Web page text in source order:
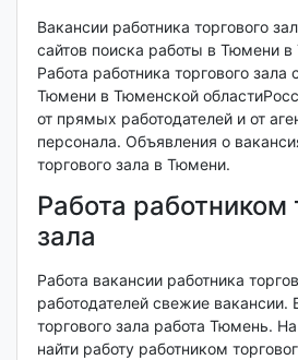
Вакансии работника торгового
сайтов поиска работы в Тюмени
Работа работника торгового
Тюмени в Тюменской
от прямых работодателей и от
персонала. Объявления о
торгового зала в Тюмени.
Работа работником
зала
Работа вакансии работника
работодателей свежие вакансии.
торгового зала работа Тюмень.
найти работу работником